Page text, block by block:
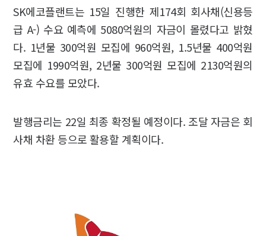
SK에코플랜트는 15일 진행한 제174회 회사채(신용등
급 A-) 수요 예측에 5080억원의 자금이 몰렸다고 밝혔
다. 1년물 300억원 모집에 960억원, 1.5년물 400억원
모집에 1990억원, 2년물 300억원 모집에 2130억원의
유효 수요를 모았다.
발행금리는 22일 최종 확정될 예정이다. 조달 자금은 회
사채 차환 등으로 활용할 계획이다.